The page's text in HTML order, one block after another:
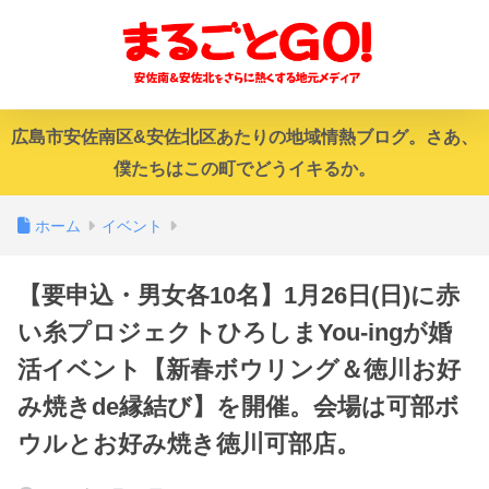
広島市安佐南区&安佐北区あたりの地域情熱ブログ。さあ、
僕たちはこの町でどうイキるか。
ホーム イベント
【要申込・男女各10名】1月26日(日)に赤
い糸プロジェクトひろしまYou-ingが婚
活イベント【新春ボウリング＆徳川お好
み焼きde縁結び】を開催。会場は可部ボ
ウルとお好み焼き徳川可部店。